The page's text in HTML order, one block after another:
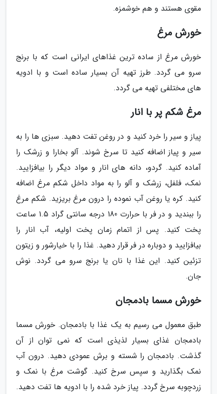
مقوی هستند و هم خوشمزه.
خورش مرغ
خورش مرغ از ساده ترین غذاهای ایرانی است که با برنج
سرو می گردد. طرز تهیه آن بسیار ساده است و با ادویه
های مختلفی تهیه می گردد.
مرغ شکم پر با انار
پیاز و سیر را خرد کنید و در روغن تفت دهید. سبزی ها را به
سیر و پیاز اضافه کنید تا سرخ شوند. آلو بخارا و زرشک را
آماده کنید. گردو، دانه های انار و مواد دیگر را بیافزایید.
نمک، فلفل، زرشک و آلو را به مواد داخل شکم مرغ اضافه
کنید. کره یا روغن آب نموده را درون مرغ بریزید. شکم مرغ
را ببندید و در فر با حرارت 180 درجه سانتی گراد 1.5 ساعت
پخت کنید. پس از اتمام زمان پخت اولیه، آب انار را
بیافزایید و دوباره در فر قرار دهید. غذا را با خیارشور و زیتون
تزئین کنید. این غذا با نان یا برنج سرو می گردد. نوش
جان.
خورش مسما بادمجان
طبق معمول می رسیم به یک غذا با بادمجان. خورش مسما
بادمجان غذای بسیار لذیذی است که نمی توان از آن
گذشت. بادمجان را شسته و برش عمودی دهید. درون آب
نمک بگذارید و سپس سرخ کنید. گوشت مرغ با نمک و
زردچوبه سرخ گردد. پیاز خرد شده را با ادویه ها تفت دهید.